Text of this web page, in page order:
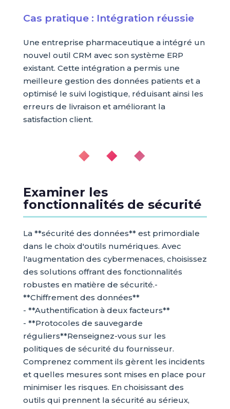
Cas pratique : Intégration réussie
Une entreprise pharmaceutique a intégré un
nouvel outil CRM avec son système ERP
existant. Cette intégration a permis une
meilleure gestion des données patients et a
optimisé le suivi logistique, réduisant ainsi les
erreurs de livraison et améliorant la
satisfaction client.
◆ ◆ ◆
Examiner les
fonctionnalités de sécurité
La **sécurité des données** est primordiale
dans le choix d'outils numériques. Avec
l'augmentation des cybermenaces, choisissez
des solutions offrant des fonctionnalités
robustes en matière de sécurité.-
**Chiffrement des données**
- **Authentification à deux facteurs**
- **Protocoles de sauvegarde
réguliers**Renseignez-vous sur les
politiques de sécurité du fournisseur.
Comprenez comment ils gèrent les incidents
et quelles mesures sont mises en place pour
minimiser les risques. En choisissant des
outils qui prennent la sécurité au sérieux,